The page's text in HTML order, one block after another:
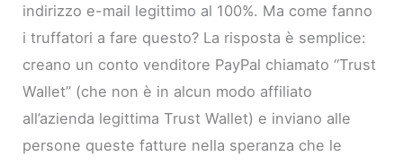
indirizzo e-mail legittimo al 100%. Ma come fanno
i truffatori a fare questo? La risposta è semplice:
creano un conto venditore PayPal chiamato “Trust
Wallet” (che non è in alcun modo affiliato
all’azienda legittima Trust Wallet) e inviano alle
persone queste fatture nella speranza che le